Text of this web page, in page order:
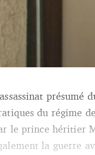
Mohammed ben Salmane
du régime
le prince héritier
la guerre